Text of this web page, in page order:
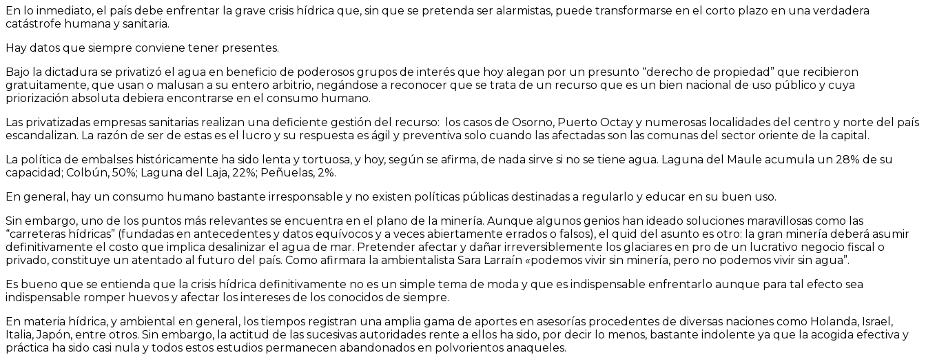
En lo inmediato, el país debe enfrentar la grave crisis hídrica que, sin que se pretenda ser alarmistas, puede transformarse en el corto plazo en una verdadera
catástrofe humana y sanitaria.
Hay datos que siempre conviene tener presentes.
Bajo la dictadura se privatizó el agua en beneficio de poderosos grupos de interés que hoy alegan por un presunto “derecho de propiedad” que recibieron
gratuitamente, que usan o malusan a su entero arbitrio, negándose a reconocer que se trata de un recurso que es un bien nacional de uso público y cuya
priorización absoluta debiera encontrarse en el consumo humano.
Las privatizadas empresas sanitarias realizan una deficiente gestión del recurso: los casos de Osorno, Puerto Octay y numerosas localidades del centro y norte del país
escandalizan. La razón de ser de estas es el lucro y su respuesta es ágil y preventiva solo cuando las afectadas son las comunas del sector oriente de la capital.
La política de embalses históricamente ha sido lenta y tortuosa, y hoy, según se afirma, de nada sirve si no se tiene agua. Laguna del Maule acumula un 28% de su
capacidad; Colbún, 50%; Laguna del Laja, 22%; Peñuelas, 2%.
En general, hay un consumo humano bastante irresponsable y no existen políticas públicas destinadas a regularlo y educar en su buen uso.
Sin embargo, uno de los puntos más relevantes se encuentra en el plano de la minería. Aunque algunos genios han ideado soluciones maravillosas como las
“carreteras hídricas” (fundadas en antecedentes y datos equívocos y a veces abiertamente errados o falsos), el quid del asunto es otro: la gran minería deberá asumir
definitivamente el costo que implica desalinizar el agua de mar. Pretender afectar y dañar irreversiblemente los glaciares en pro de un lucrativo negocio fiscal o
privado, constituye un atentado al futuro del país. Como afirmara la ambientalista Sara Larraín «podemos vivir sin minería, pero no podemos vivir sin agua”.
Es bueno que se entienda que la crisis hídrica definitivamente no es un simple tema de moda y que es indispensable enfrentarlo aunque para tal efecto sea
indispensable romper huevos y afectar los intereses de los conocidos de siempre.
En materia hídrica, y ambiental en general, los tiempos registran una amplia gama de aportes en asesorías procedentes de diversas naciones como Holanda, Israel,
Italia, Japón, entre otros. Sin embargo, la actitud de las sucesivas autoridades rente a ellos ha sido, por decir lo menos, bastante indolente ya que la acogida efectiva y
práctica ha sido casi nula y todos estos estudios permanecen abandonados en polvorientos anaqueles.